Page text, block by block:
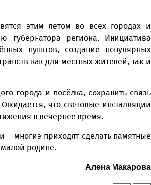
этим летом во всех городах и
губернатора региона. Инициатива
пунктов, создание популярных
как для местных жителей, так и
города и посёлка, сохранить связь
что световые инсталляции
в вечернее время.
многие приходят сделать памятные
родине.
Алена Макарова